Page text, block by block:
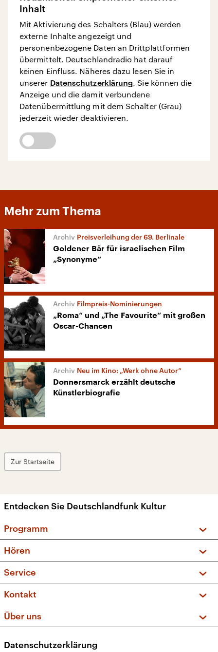
Inhalt
Mit Aktivierung des Schalters (Blau) werden
externe Inhalte angezeigt und
personenbezogene Daten an Drittplattformen
übermittelt. Deutschlandradio hat darauf
keinen Einfluss. Näheres dazu lesen Sie in
unserer Datenschutzerklärung. Sie können die
Anzeige und die damit verbundene
Datenübermittlung mit dem Schalter (Grau)
jederzeit wieder deaktivieren.
Mehr zum Thema
Preisverleihung der 69. Berlinale
Goldener Bär für israelischen Film
„Synonyme“
Filmpreis-Nominierungen
„Roma“ und „The Favourite“ mit großen
Oscar-Chancen
Neu im Kino: „Werk ohne Autor“
Donnersmarck erzählt deutsche
Künstlerbiografie
Zur Startseite
Entdecken Sie Deutschlandfunk Kultur
Programm
Sendungen und Podcasts
Musikliste
Kakadu – Das Kinderprogramm
Hören
Frequenzen (UKW + DAB+)
Service
FAQ
Apps
Newsletter
Kontakt
Social Media
Über uns
Presse
Datenschutzerklärung